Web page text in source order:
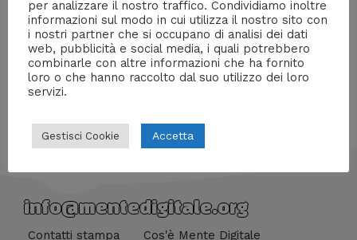
Allietiamo questo lunedì con le foto che ci ha mandato
Bobonco Suicide.
info@mentedigitale.org
Contatti stampa Cos'è Mente Digitale
per analizzare il nostro traffico. Condividiamo inoltre
informazioni sul modo in cui utilizza il nostro sito con
i nostri partner che si occupano di analisi dei dati
web, pubblicità e social media, i quali potrebbero
combinarle con altre informazioni che ha fornito
loro o che hanno raccolto dal suo utilizzo dei loro
servizi.
Gestisci Cookie Accetta